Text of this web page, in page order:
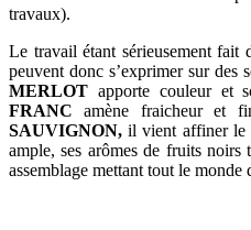
travaux).
Le travail étant sérieusement fait
peuvent donc s’exprimer sur des
MERLOT apporte couleur et
FRANC amène fraicheur et
SAUVIGNON,il vient affiner le
ample, ses arômes de fruits
assemblage mettant tout le